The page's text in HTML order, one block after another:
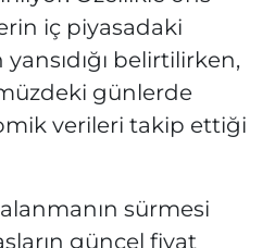
iç piyasadaki
belirtilirken,
günlerde
verileri takip ettiği
sürmesi
güncel fiyat